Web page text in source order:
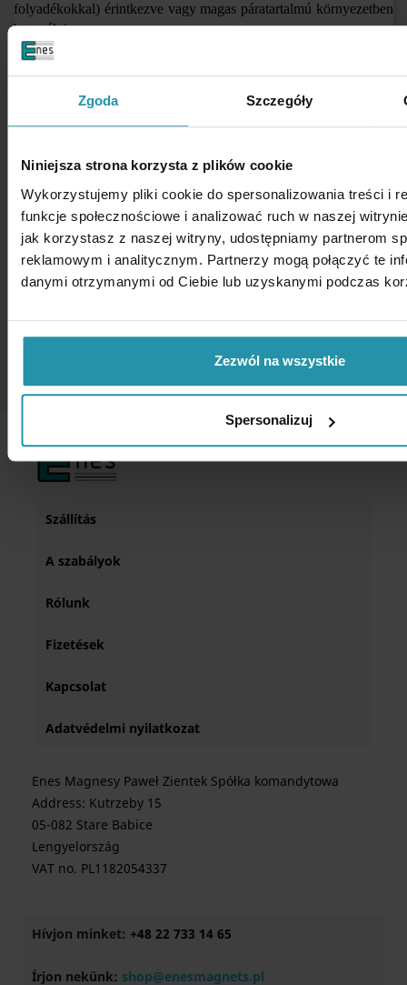
Zgoda Szczegóły
Niniejsza strona korzysta z plików cookie
Wykorzystujemy pliki cookie do spersonalizowania treści i
funkcje społecznościowe i analizować ruch w naszej
jak korzystasz z naszej witryny, udostępniamy partnerom
reklamowym i analitycznym. Partnerzy mogą połączyć te
danymi otrzymanymi od Ciebie lub uzyskanymi podczas
Zezwól na wszystkie
Spersonalizuj
folyadékokkal) érintkezve vagy magas páratartalmú környezetben
használni.
Kérésre vízálló rácsokat készítünk - kérjük, küldje el az
Vigyázat! A gondatlan kezelés súlyos kézsérülést okozhat !
Szállítás
A szabályok
Rólunk
Fizetések
Kapcsolat
Adatvédelmi nyilatkozat
Enes Magnesy Paweł Zientek Spółka komandytowa
Address: Kutrzeby 15
05-082 Stare Babice
Lengyelország
VAT no. PL1182054337
Hívjon minket: +48 22 733 14 65
Írjon nekünk: shop@enesmagnets.pl